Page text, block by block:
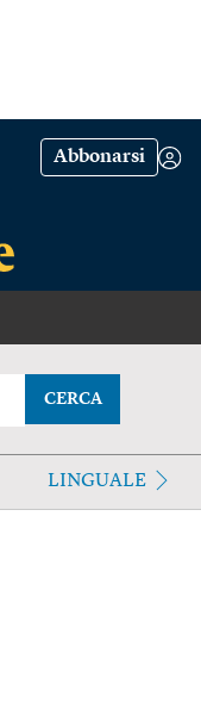
Abbonarsi
CERCA
LINGUALE